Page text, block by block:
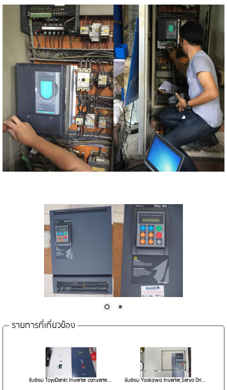
รายการที่เกี่ยวข้อง
รับซ่อม ToyoDenki Inverter converte... รับซ่อม Yaskawa inverter,Servo Dri...